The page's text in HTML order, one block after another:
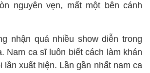
nguyên vẹn, mất một bên cánh
nhận quá nhiều show diễn trong
Nam ca sĩ luôn biết cách làm khán
lần xuất hiện. Lần gần nhất nam ca